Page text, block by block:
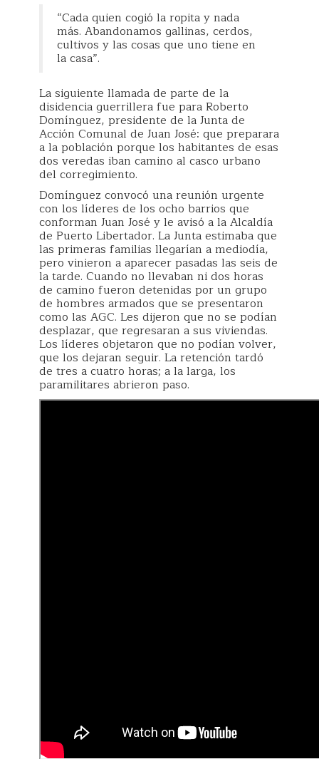
“Cada quien cogió la ropita y nada
más. Abandonamos gallinas, cerdos,
cultivos y las cosas que uno tiene en
la casa”.
La siguiente llamada de parte de la
disidencia guerrillera fue para Roberto
Domínguez, presidente de la Junta de
Acción Comunal de Juan José: que preparara
a la población porque los habitantes de esas
dos veredas iban camino al casco urbano
del corregimiento.
Domínguez convocó una reunión urgente
con los líderes de los ocho barrios que
conforman Juan José y le avisó a la Alcaldía
de Puerto Libertador. La Junta estimaba que
las primeras familias llegarían a mediodía,
pero vinieron a aparecer pasadas las seis de
la tarde. Cuando no llevaban ni dos horas
de camino fueron detenidas por un grupo
de hombres armados que se presentaron
como las AGC. Les dijeron que no se podían
desplazar, que regresaran a sus viviendas.
Los líderes objetaron que no podían volver,
que los dejaran seguir. La retención tardó
de tres a cuatro horas; a la larga, los
paramilitares abrieron paso.